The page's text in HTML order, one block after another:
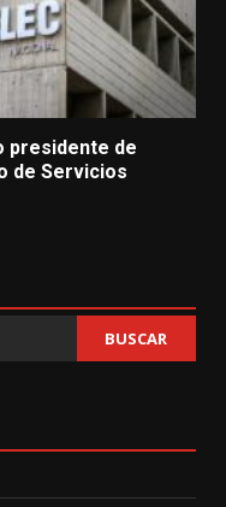
presidente de
de Servicios
BUSCAR